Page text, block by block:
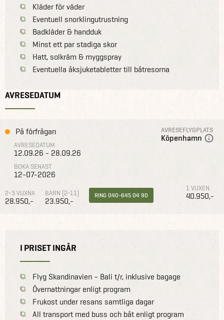
Kläder för väder
Eventuell snorklingutrustning
Badkläder & handduk
Minst ett par stadiga skor
Hatt, solkräm & myggspray
Eventuella åksjuketabletter till båtresorna
AVRESEDATUM
På förfrågan
AVRESEDATUM
12.09.26 - 28.09.26
BOKA SENAST
12-07-2026
AVRESEFLYGPLATS
Köpenhamn
1 VUXEN
40.950,-
2-3 VUXNA
28.950,-
BARN (2-11)
23.950,-
RING 040-645 04 90
I PRISET INGÅR
Flyg Skandinavien – Bali t/r, inklusive bagage
Övernattningar enligt program
Frukost under resans samtliga dagar
All transport med buss och båt enligt program